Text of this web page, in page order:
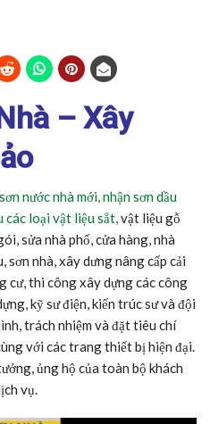
– Xây
nước nhà mới, nhận sơn dầu
các loại vật liệu sắt,vật liệu gỗ
sửa nhà phố, cửa hàng, nhà
sơn nhà, xây dưng nâng cấp cải
cư, thi công xây dựng các công
kỹ sư điện, kiến trúc sư và đội
trách nhiệm và đặt tiêu chí
với các trang thiết bị hiện đại.
ủng hộ của toàn bộ khách
vụ.